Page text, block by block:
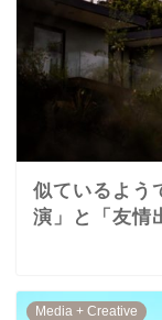
似ているよう
演」と「友情
Media + Creative